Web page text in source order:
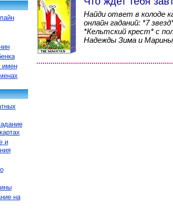
Найди ответ в колоде
онлайн гаданий: *7
*Кельтский крест* с
Надежды Зима и Марины
имен
и
на